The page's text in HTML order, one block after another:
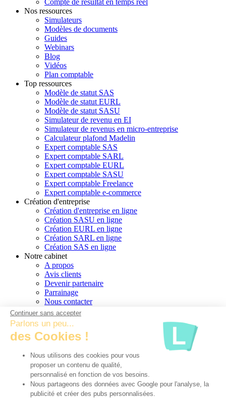
Continuer sans accepter
Parlons un peu...
des Cookies !
Nous utilisons des cookies pour vous
proposer un contenu de qualité,
personnalisé en fonction de vos besoins.
Nous partageons des données avec Google pour l'analyse, la
publicité et créer des pubs personnalisées.
Compte de résultat en temps réel
Nos ressources
Simulateurs
Modèles de documents
Guides
Webinars
Blog
Vidéos
Plan comptable
Top ressources
Modèle de statut SAS
Modèle de statut EURL
Modèle de statut SASU
Simulateur de revenu en EI
Simulateur de revenus en micro-entreprise
Calculateur plafond Madelin
Expert comptable SAS
Expert comptable SARL
Expert comptable EURL
Expert comptable SASU
Expert comptable Freelance
Expert comptable e-commerce
Création d'entreprise
Création d'entreprise en ligne
Création SASU en ligne
Création EURL en ligne
Création SARL en ligne
Création SAS en ligne
Notre cabinet
A propos
Avis clients
Devenir partenaire
Parrainage
Nous contacter
Conseiller dédié
Plan du site
Informations legales
CGU
Cookies